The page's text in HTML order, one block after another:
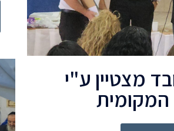
מצטיין ע"י